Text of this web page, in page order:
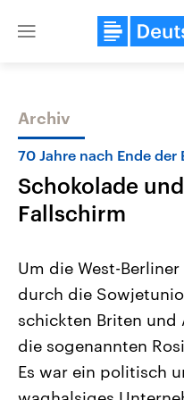
Close
Themen
Landtagswahl Sachsen-
2026
Alle Informationen
Sachsen-Anhalt wählt am
September 2026 einen
Landtag. Seit 2021 wird das
Bundesland von einer
Archiv
70 Jahre nach Ende
Schokolade
Fallschirm
Um die West-
durch die
schickten Briten und
die sogenannten
Es war ein politisch